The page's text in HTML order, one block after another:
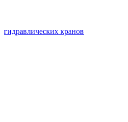
гидравлических кранов